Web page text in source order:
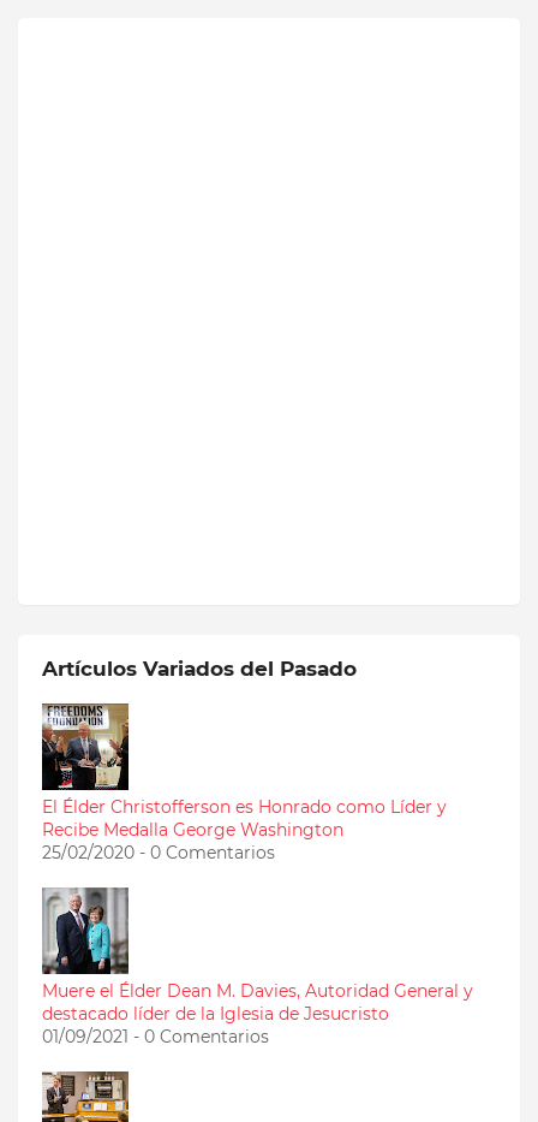
Artículos Variados del Pasado
El Élder Christofferson es Honrado como Líder y
Recibe Medalla George Washington
25/02/2020 - 0 Comentarios
Muere el Élder Dean M. Davies, Autoridad General y
destacado líder de la Iglesia de Jesucristo
01/09/2021 - 0 Comentarios